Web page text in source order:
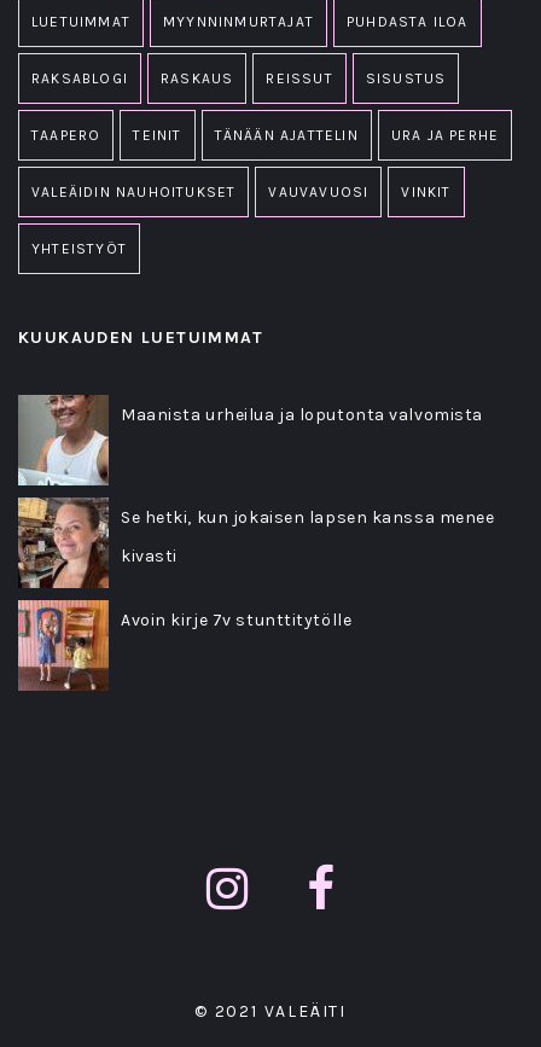
LUETUIMMAT MYYNNINMURTAJAT PUHDASTA ILOA
RAKSABLOGI RASKAUS REISSUT SISUSTUS
TAAPERO TEINIT TÄNÄÄN AJATTELIN URA JA PERHE
VALEÄIDIN NAUHOITUKSET VAUVAVUOSI VINKIT
YHTEISTYÖT
KUUKAUDEN LUETUIMMAT
Maanista urheilua ja loputonta valvomista
Se hetki, kun jokaisen lapsen kanssa menee
kivasti
Avoin kirje 7v stunttitytölle
© 2021 VALEÄITI